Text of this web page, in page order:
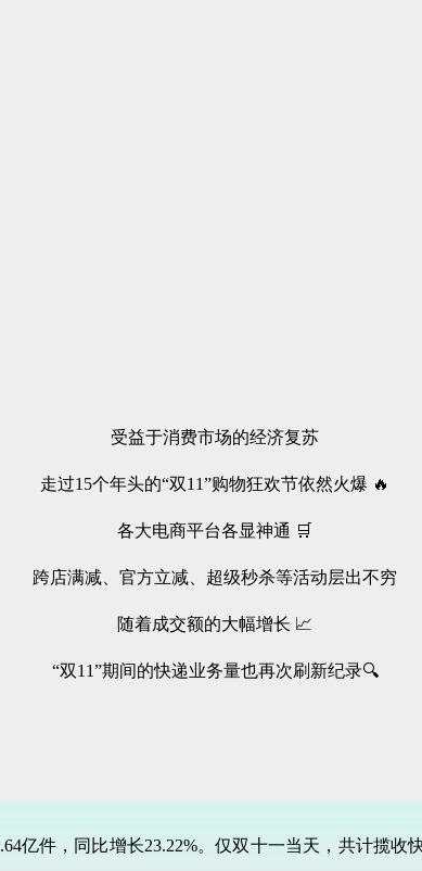
受益于消费市场的经济复苏
走过15个年头的“双11”购物狂欢节依然火爆 🔥
各大电商平台各显神通 🛒
跨店满减、官方立减、超级秒杀等活动层出不穷
随着成交额的大幅增长 📈
“双11”期间的快递业务量也再次刷新纪录🔍
亿件，同比增长23.22%。仅双十一当天，共计揽收